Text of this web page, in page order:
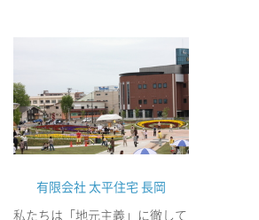
有限会社 太平住宅 長岡
私たちは「地元主義」に徹して